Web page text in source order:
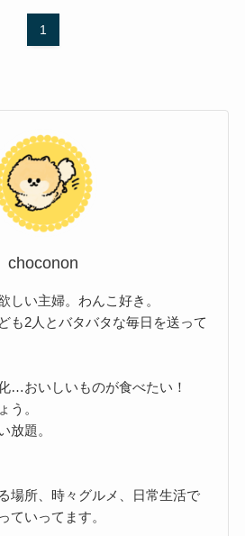
1
choconon
しい主婦。わんこ好き。
も2人とバタバタな毎日を送って
…おいしいものが食べたい！
う。
放題。
場所、時々グルメ、日常生活で
ていってます。